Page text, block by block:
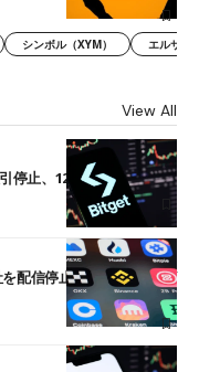
シンボル（XYM） エルサル
View All
停止、12月末に強制決済
配信停止──OKXやバイビ